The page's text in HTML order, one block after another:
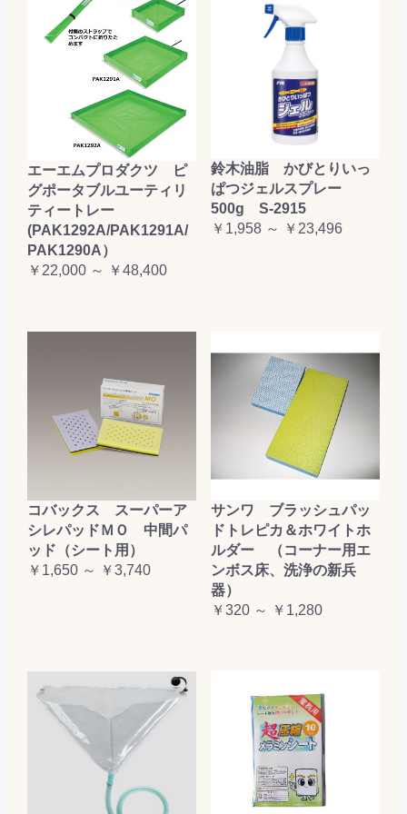
エーエムプロダクツ ピ
グポータブルユーティリ
ティートレー
(PAK1292A/PAK1291A/
PAK1290A）
￥22,000 ～ ￥48,400
鈴木油脂 かびとりいっ
ぱつジェルスプレー
500g S-2915
￥1,958 ～ ￥23,496
コバックス スーパーア
シレパッドＭＯ 中間パ
ッド（シート用）
￥1,650 ～ ￥3,740
サンワ ブラッシュパッ
ドトレピカ＆ホワイトホ
ルダー （コーナー用エ
ンボス床、洗浄の新兵
器）
￥320 ～ ￥1,280